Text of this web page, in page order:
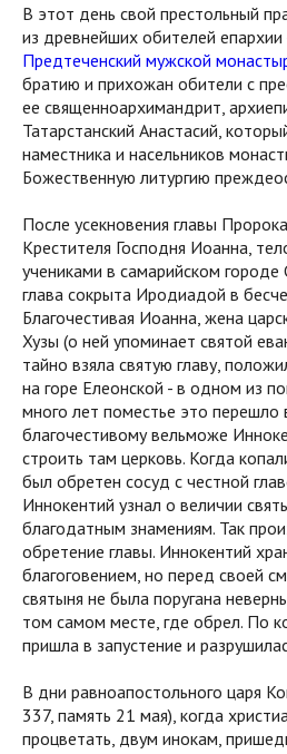
В этот день свой престольный
из древнейших обителей епархии
Предтеченский мужской
братию и прихожан обители с
ее священноархимандрит,
Татарстанский Анастасий,
наместника и насельников
Божественную литургию
После усекновения главы
Крестителя Господня Иоанна,
учениками в самарийском городе
глава сокрыта Иродиадой в
Благочестивая Иоанна, жена
Хузы (о ней упоминает святой
тайно взяла святую главу,
на горе Елеонской - в одном из
много лет поместье это перешло
благочестивому вельможе
строить там церковь. Когда
был обретен сосуд с честной
Иннокентий узнал о величии
благодатным знамениям. Так
обретение главы. Иннокентий
благоговением, но перед своей
святыня не была поругана
том самом месте, где обрел. По
пришла в запустение и
В дни равноапостольного царя
337, память 21 мая), когда
процветать, двум инокам,